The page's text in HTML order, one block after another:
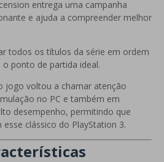
entrega uma campanha
e ajuda a compreender melhor
todos os títulos da série em ordem
ponto de partida ideal.
jogo voltou a chamar atenção
no PC e também em
desempenho, permitindo que
clássico do PlayStation 3.